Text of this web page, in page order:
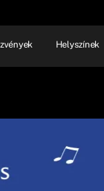
Helyszínek